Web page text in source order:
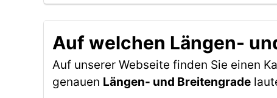
Auf welchen Längen-
Auf unserer Webseite finden Sie einen
genauen Längen- und Breitengrade